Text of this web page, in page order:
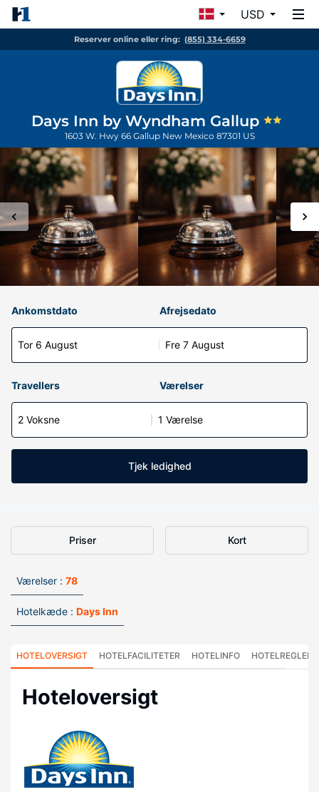
USD
Reserver online eller ring: (855) 334-6659
Days Inn by Wyndham Gallup
1603 W. Hwy 66 Gallup New Mexico 87301 US
Ankomstdato
Tor 6 August
Afrejsedato
Fre 7 August
Travellers Værelser
2 Voksne 1 Værelse
Tjek ledighed
Priser Kort
Værelser : 78
Hotelkæde : Days Inn
HOTELOVERSIGT HOTELFACILITETER HOTELINFO HOTELREGLER
Hoteloversigt